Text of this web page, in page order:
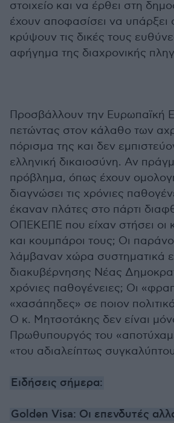
στοιχείο και να έρθει στη
έχουν αποφασίσει να υπάρξει
κρύψουν τις δικές τους
αφήγημα της διαχρονικής
Προσβάλλουν την Ευρωπαϊκή
πετώντας στον κάλαθο των
πόρισμα της και δεν
ελληνική δικαιοσύνη. Αν
πρόβλημα, όπως έχουν
διαγνώσει τις χρόνιες
έκαναν πλάτες στο πάρτι
ΟΠΕΚΕΠΕ που είχαν στήσει οι
και κουμπάροι τους; Οι
λάμβαναν χώρα συστηματικά
διακυβέρνησης Νέας
χρόνιες παθογένειες; Οι
«χασάπηδες» σε ποιον
Ο κ. Μητσοτάκης δεν είναι
Πρωθυπουργός του
«του αδιαλείπτως
Ειδήσεις σήμερα:
Golden Visa: Οι επενδυτές